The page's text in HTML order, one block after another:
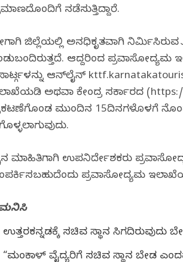
ನಡೆಸುತ್ತಿದ್ದಾರೆ.
ಜಿಲ್ಲೆಯಲ್ಲಿ ಅನಧಿಕೃತವಾಗಿ ನಿರ್ಮಿಸಿರುವ
ಆದ್ದರಿಂದ
ಆನ್‌ಲೈನ್
ಅಥವಾ ಕೇಂದ್ರ ಸರ್ಕಾರದ
ಮುಂದಿನ 15ದಿನಗಳೊಳಗೆ
ಮಾಹಿತಿಗಾಗಿ ಉಪನಿರ್ದೇಶಕರು
ಪ್ರವಾಸೋದ್ಯಮ
ಉತ್ತರಕನ್ನಡಕ್ಕೆ ಸಚಿವ ಸ್ಥಾನ ಸಿಗದಿರುವುದು
“ಮಂಕಾಳ್ ವೈದ್ಯರಿಗೆ ಸಚಿವ ಸ್ಥಾನ ಬೇಡ